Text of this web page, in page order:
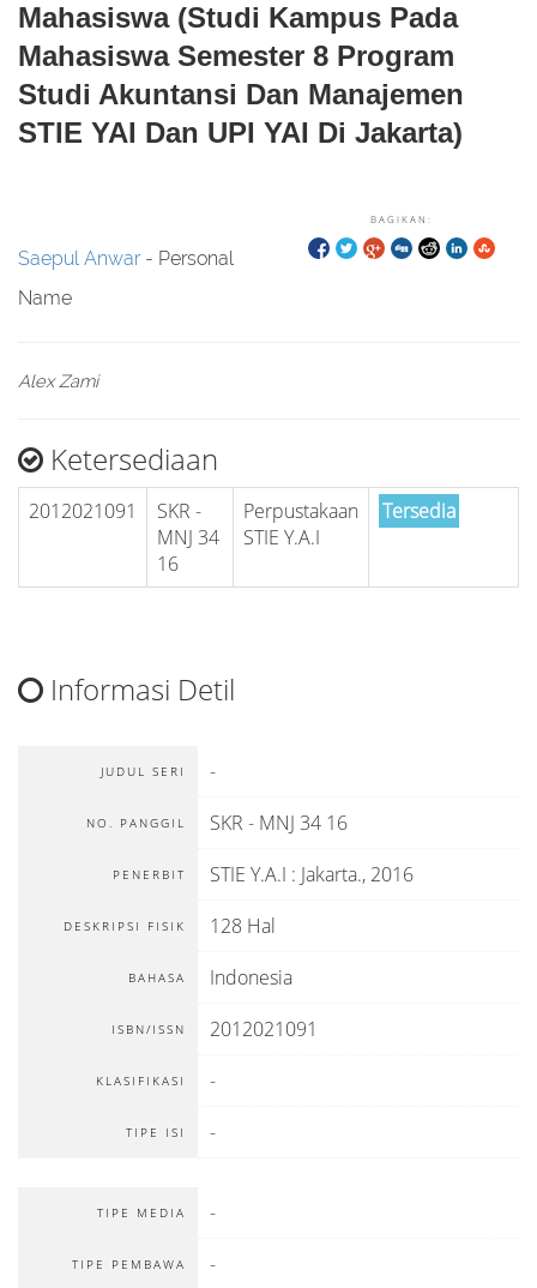
Mahasiswa (studi Kampus Pada
Mahasiswa Semester 8 Program
Studi Akuntansi Dan Manajemen
STIE YAI Dan UPI YAI Di Jakarta)
BAGIKAN:
Saepul Anwar- Personal
Name
Alex Zami
Ketersediaan
2012021091
SKR -
MNJ 34
16
Perpustakaan
STIE Y.A.I
Tersedia
Informasi Detil
JUDUL SERI -
NO. PANGGIL SKR - MNJ 34 16
PENERBIT STIE Y.A.I : Jakarta., 2016
DESKRIPSI FISIK 128 Hal
BAHASA Indonesia
ISBN/ISSN 2012021091
KLASIFIKASI -
TIPE ISI -
TIPE MEDIA -
TIPE PEMBAWA -